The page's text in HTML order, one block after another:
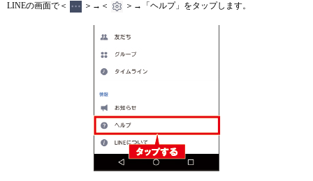
LINEの画面で＜
＞→＜ ＞→「ヘルプ」をタップします。